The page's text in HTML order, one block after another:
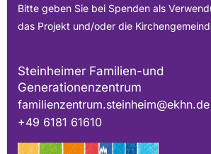
Bitte geben Sie bei Spenden als
das Projekt und/oder die
Steinheimer Familien-und
Generationenzentrum
familienzentrum.steinheim@ekhn.de
+49 6181 61610